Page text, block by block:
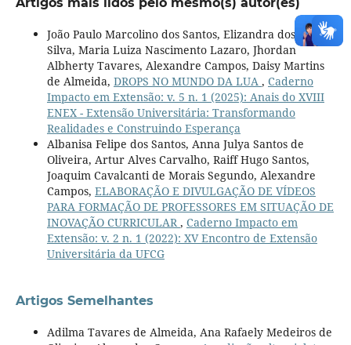
João Paulo Marcolino dos Santos, Elizandra dos Santos
Silva, Maria Luiza Nascimento Lazaro, Jhordan
Albherty Tavares, Alexandre Campos, Daisy Martins
de Almeida, DROPS NO MUNDO DA LUA , Caderno
Impacto em Extensão: v. 5 n. 1 (2025): Anais do XVIII
ENEX - Extensão Universitária: Transformando
Realidades e Construindo Esperança
Albanisa Felipe dos Santos, Anna Julya Santos de
Oliveira, Artur Alves Carvalho, Raiff Hugo Santos,
Joaquim Cavalcanti de Morais Segundo, Alexandre
Campos, ELABORAÇÃO E DIVULGAÇÃO DE VÍDEOS
PARA FORMAÇÃO DE PROFESSORES EM SITUAÇÃO DE
INOVAÇÃO CURRICULAR , Caderno Impacto em
Extensão: v. 2 n. 1 (2022): XV Encontro de Extensão
Universitária da UFCG
Artigos Semelhantes
Adilma Tavares de Almeida, Ana Rafaely Medeiros de